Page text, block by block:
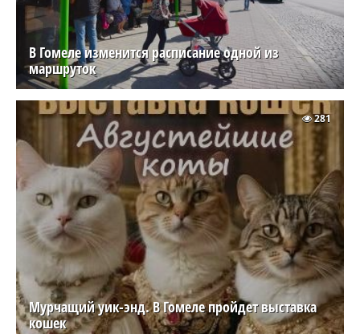
В Гомеле изменится расписание одной из
маршруток
Мурчащий уик-энд. В Гомеле пройдет выставка
кошек
281